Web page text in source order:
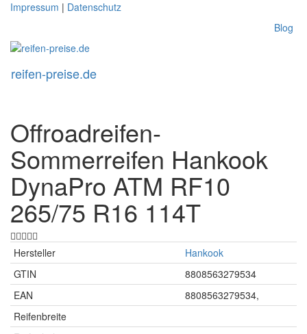
Skip
content
Impressum | Datenschutz
Blog
reifen-preise.de
Offroadreifen-
Sommerreifen Hankook
DynaPro ATM RF10
265/75 R16 114T
Hersteller
Hankook
GTIN
8808563279534
EAN
8808563279534,
Reifenbreite